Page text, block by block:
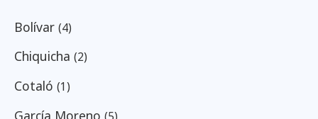
Bolívar (4)
Chiquicha (2)
Cotaló (1)
García Moreno